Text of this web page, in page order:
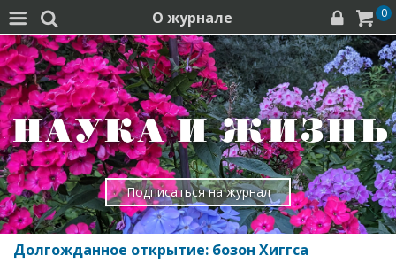
  О журнале   0
Подписаться на журнал
Долгожданное открытие: бозон Хиггса